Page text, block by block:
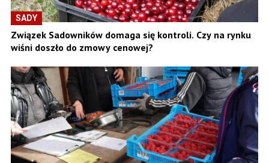
SADY
Związek Sadowników domaga się kontroli. Czy na rynku
wiśni doszło do zmowy cenowej?